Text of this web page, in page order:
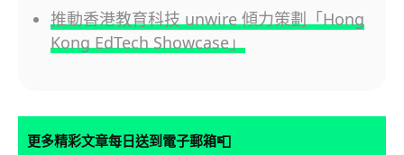
推動香港教育科技 unwire 傾力策劃「Hong
Kong EdTech Showcase」
更多精彩文章每日送到電子郵箱📮